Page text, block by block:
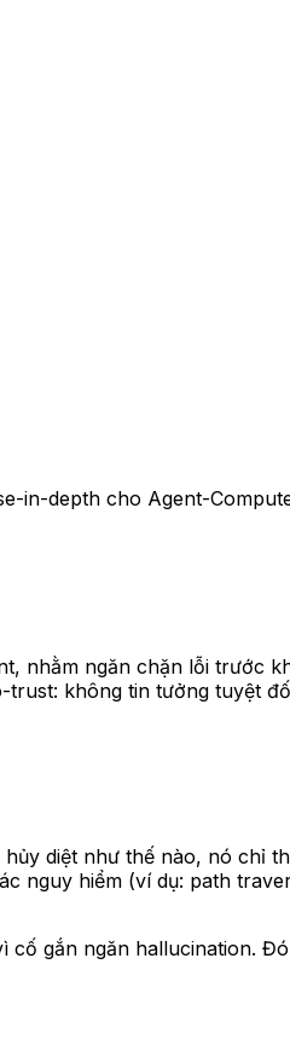
in-depth cho Agent-
nhằm ngăn chặn lỗi trước
không tin tưởng tuyệt
diệt như thế nào, nó chỉ
nguy hiểm (ví dụ: path
cố gắn ngăn hallucination.